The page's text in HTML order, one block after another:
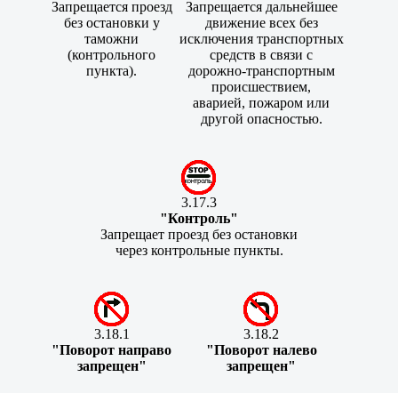
Запрещается проезд
без остановки у
таможни
(контрольного
пункта).
Запрещается дальнейшее
движение всех без
исключения транспортных
средств в связи с
дорожно-транспортным
происшествием,
аварией, пожаром или
другой опасностью.
3.17.3
"Контроль"
Запрещает проезд без остановки
через контрольные пункты.
3.18.1
3.18.2
"Поворот направо
запрещен"
"Поворот налево
запрещен"